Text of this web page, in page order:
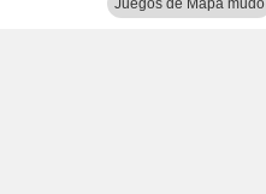
Juegos de Mapa mudo